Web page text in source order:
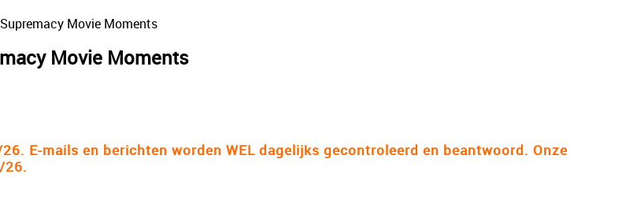
Movie Moments
Movie Moments
E-mails en berichten worden WEL dagelijks gecontroleerd en beantwoord. Onze
26.